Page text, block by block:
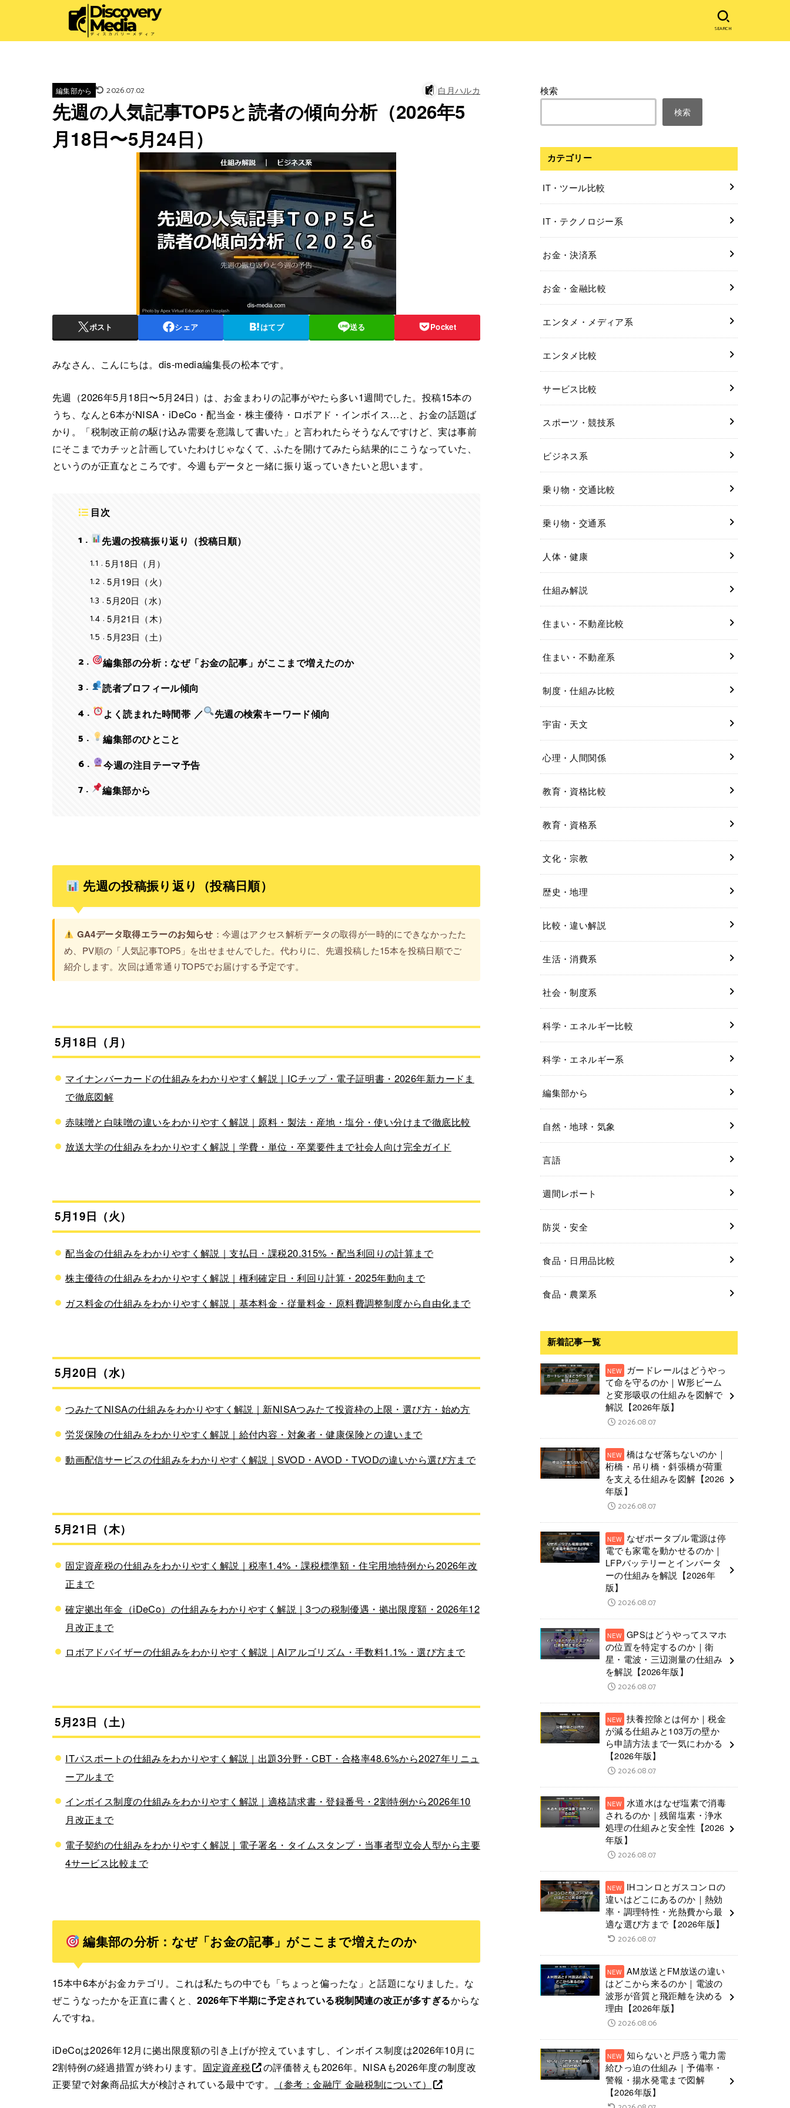
SEARCH
編集部から 2026.07.02 白月ハルカ
先週の人気記事TOP5と読者の傾向分析（2026年5
月18日〜5月24日）
ポスト シェア はてブ 送る Pocket
みなさん、こんにちは。dis-media編集長の松本です。
先週（2026年5月18日〜5月24日）は、お金まわりの記事がやたら多い1週間でした。投稿15本の
うち、なんと6本がNISA・iDeCo・配当金・株主優待・ロボアド・インボイス…と、お金の話題ば
かり。「税制改正前の駆け込み需要を意識して書いた」と言われたらそうなんですけど、実は事前
にそこまでカチッと計画していたわけじゃなくて、ふたを開けてみたら結果的にこうなっていた、
というのが正直なところです。今週もデータと一緒に振り返っていきたいと思います。
目次
1
先週の投稿振り返り（投稿日順）
1.1
5月18日（月）
1.2 5月19日（火）
1.3 5月20日（水）
1.4 5月21日（木）
1.5 5月23日（土）
2 編集部の分析：なぜ「お金の記事」がここまで増えたのか
3 読者プロフィール傾向
4 よく読まれた時間帯 ／ 先週の検索キーワード傾向
5 編集部のひとこと
6 今週の注目テーマ予告
7 編集部から
先週の投稿振り返り（投稿日順）
GA4データ取得エラーのお知らせ ：今週はアクセス解析データの取得が一時的にできなかったた
め、PV順の「人気記事TOP5」を出せませんでした。代わりに、先週投稿した15本を投稿日順でご
紹介します。次回は通常通りTOP5でお届けする予定です。
5月18日（月）
マイナンバーカードの仕組みをわかりやすく解説｜ICチップ・電子証明書・2026年新カードま
で徹底図解
赤味噌と白味噌の違いをわかりやすく解説｜原料・製法・産地・塩分・使い分けまで徹底比較
放送大学の仕組みをわかりやすく解説｜学費・単位・卒業要件まで社会人向け完全ガイド
5月19日（火）
配当金の仕組みをわかりやすく解説｜支払日・課税20.315%・配当利回りの計算まで
株主優待の仕組みをわかりやすく解説｜権利確定日・利回り計算・2025年動向まで
ガス料金の仕組みをわかりやすく解説｜基本料金・従量料金・原料費調整制度から自由化まで
5月20日（水）
つみたてNISAの仕組みをわかりやすく解説｜新NISAつみたて投資枠の上限・選び方・始め方
労災保険の仕組みをわかりやすく解説｜給付内容・対象者・健康保険との違いまで
動画配信サービスの仕組みをわかりやすく解説｜SVOD・AVOD・TVODの違いから選び方まで
5月21日（木）
固定資産税の仕組みをわかりやすく解説｜税率1.4%・課税標準額・住宅用地特例から2026年改
正まで
確定拠出年金（iDeCo）の仕組みをわかりやすく解説｜3つの税制優遇・拠出限度額・2026年12
月改正まで
ロボアドバイザーの仕組みをわかりやすく解説｜AIアルゴリズム・手数料1.1%・選び方まで
5月23日（土）
ITパスポートの仕組みをわかりやすく解説｜出題3分野・CBT・合格率48.6%から2027年リニュ
ーアルまで
インボイス制度の仕組みをわかりやすく解説｜適格請求書・登録番号・2割特例から2026年10
月改正まで
電子契約の仕組みをわかりやすく解説｜電子署名・タイムスタンプ・当事者型立会人型から主要
4サービス比較まで
編集部の分析：なぜ「お金の記事」がここまで増えたのか
15本中6本がお金カテゴリ。これは私たちの中でも「ちょっと偏ったな」と話題になりました。な
ぜこうなったかを正直に書くと、2026年下半期に予定されている税制関連の改正が多すぎるからな
んですね。
iDeCoは2026年12月に拠出限度額の引き上げが控えていますし、インボイス制度は2026年10月に
2割特例の経過措置が終わります。 固定資産税
の評価替えも2026年。NISAも2026年度の制度改
正要望で対象商品拡大が検討されている最中です。
（参考：金融庁 金融税制について）
検索
検索
カテゴリー
IT・ツール比較
IT・テクノロジー系
お金・決済系
お金・金融比較
エンタメ・メディア系
エンタメ比較
サービス比較
スポーツ・競技系
ビジネス系
乗り物・交通比較
乗り物・交通系
人体・健康
仕組み解説
住まい・不動産比較
住まい・不動産系
制度・仕組み比較
宇宙・天文
心理・人間関係
教育・資格比較
教育・資格系
文化・宗教
歴史・地理
比較・違い解説
生活・消費系
社会・制度系
科学・エネルギー比較
科学・エネルギー系
編集部から
自然・地球・気象
言語
週間レポート
防災・安全
食品・日用品比較
食品・農業系
新着記事一覧
ガードレールはどうやっ
て命を守るのか｜W形ビーム
と変形吸収の仕組みを図解で
解説【2026年版】
2026.08.07
橋はなぜ落ちないのか｜
桁橋・吊り橋・斜張橋が荷重
を支える仕組みを図解【2026
年版】
2026.08.07
なぜポータブル電源は停
電でも家電を動かせるのか｜
LFPバッテリーとインバータ
ーの仕組みを解説【2026年
版】
2026.08.07
GPSはどうやってスマホ
の位置を特定するのか｜衛
星・電波・三辺測量の仕組み
を解説【2026年版】
2026.08.07
扶養控除とは何か｜税金
が減る仕組みと103万の壁か
ら申請方法まで一気にわかる
【2026年版】
2026.08.07
水道水はなぜ塩素で消毒
されるのか｜残留塩素・浄水
処理の仕組みと安全性【2026
年版】
2026.08.07
IHコンロとガスコンロの
違いはどこにあるのか｜熱効
率・調理特性・光熱費から最
適な選び方まで【2026年版】
2026.08.07
AM放送とFM放送の違い
はどこから来るのか｜電波の
波形が音質と飛距離を決める
理由【2026年版】
2026.08.06
知らないと戸惑う電力需
給ひっ迫の仕組み｜予備率・
警報・揚水発電まで図解
【2026年版】